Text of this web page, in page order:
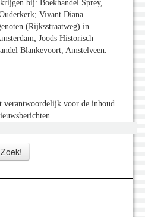
bij: Boekhandel Sprey,
Vivant Diana
(Rijksstraatweg) in
Joods Historisch
Blankevoort, Amstelveen.
verantwoordelijk voor de inhoud